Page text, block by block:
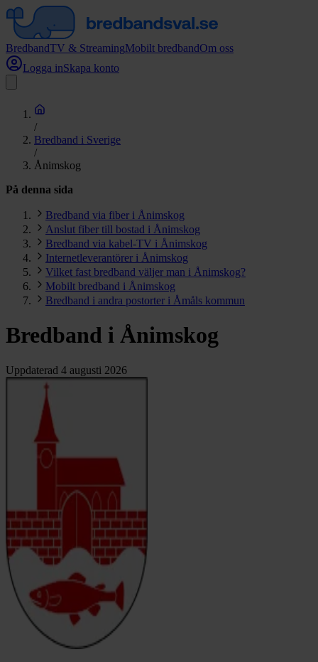
BredbandTV & StreamingMobilt bredbandOm oss
Logga inSkapa konto
/
Bredband i Sverige
/
Ånimskog
På denna sida
Bredband via fiber i Ånimskog
Anslut fiber till bostad i Ånimskog
Bredband via kabel-TV i Ånimskog
Internetleverantörer i Ånimskog
Vilket fast bredband väljer man i Ånimskog?
Mobilt bredband i Ånimskog
Bredband i andra postorter i Åmåls kommun
Bredband i Ånimskog
Uppdaterad 4 augusti 2026